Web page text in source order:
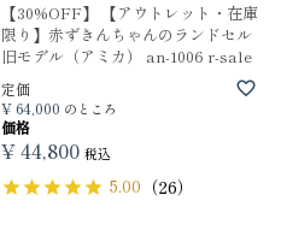
【30%OFF】 【アウトレット・在庫
限り】赤ずきんちゃんのランドセル
旧モデル（アミカ） an-1006 r-sale
定価
¥64,000 のところ
価格
¥44,800 税込
5.00 （26）